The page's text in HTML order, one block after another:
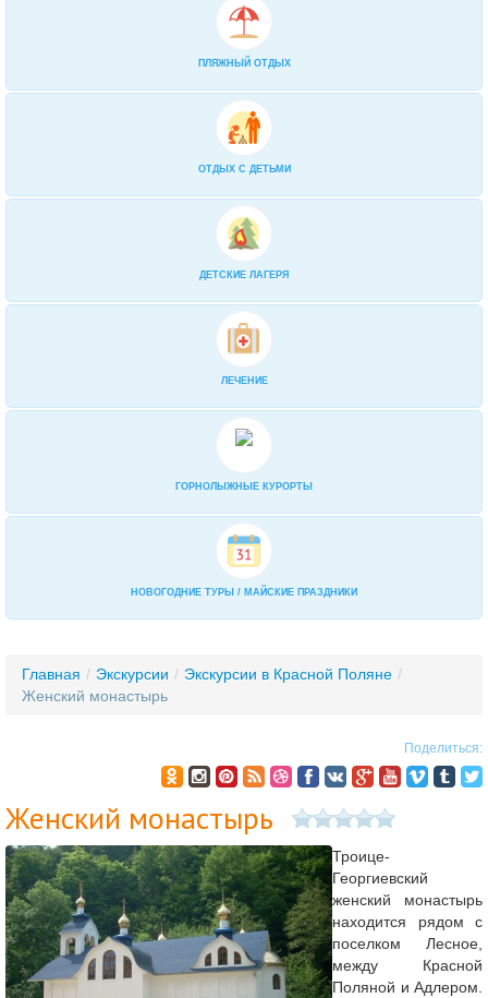
ПЛЯЖНЫЙ ОТДЫХ
ОТДЫХ С ДЕТЬМИ
ДЕТСКИЕ ЛАГЕРЯ
ЛЕЧЕНИЕ
ГОРНОЛЫЖНЫЕ КУРОРТЫ
НОВОГОДНИЕ ТУРЫ / МАЙСКИЕ ПРАЗДНИКИ
Главная / Экскурсии / Экскурсии в Красной Поляне /
Женский монастырь
Поделиться:
Женский монастырь
Троице-
Георгиевский
женский монастырь
находится рядом с
поселком Лесное,
между Красной
Поляной и Адлером.